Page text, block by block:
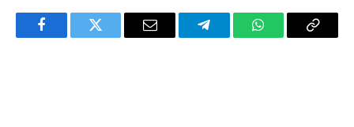
FacebookTwitter Email TelegramWhatsAppCopy